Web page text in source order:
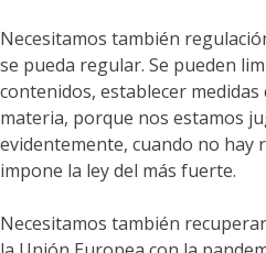
Necesitamos también
se pueda regular. Se pueden
contenidos, establecer
materia, porque nos estamos
evidentemente, cuando no hay
impone la ley del más fuerte.
Necesitamos también